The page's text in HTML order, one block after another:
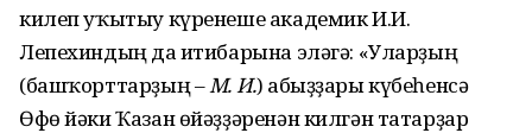
килеп уҡытыу күренеше академик И.И.
Лепехиндың да иғтибарына эләгә: «Уларҙың
(башҡорттарҙың –М. И.) абыҙҙары күбеһенсә
Өфө йәки Ҡазан өйәҙҙәренән килгән татарҙар